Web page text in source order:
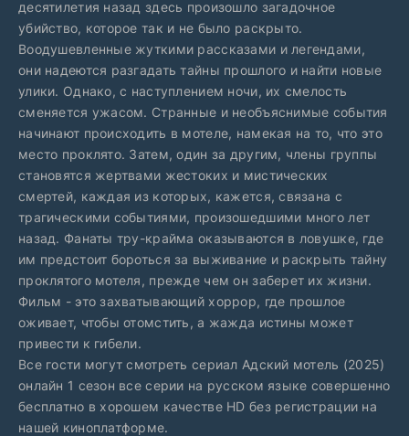
десятилетия назад здесь произошло загадочное
убийство, которое так и не было раскрыто.
Воодушевленные жуткими рассказами и легендами,
они надеются разгадать тайны прошлого и найти новые
улики. Однако, с наступлением ночи, их смелость
сменяется ужасом. Странные и необъяснимые события
начинают происходить в мотеле, намекая на то, что это
место проклято. Затем, один за другим, члены группы
становятся жертвами жестоких и мистических
смертей, каждая из которых, кажется, связана с
трагическими событиями, произошедшими много лет
назад. Фанаты тру-крайма оказываются в ловушке, где
им предстоит бороться за выживание и раскрыть тайну
проклятого мотеля, прежде чем он заберет их жизни.
Фильм - это захватывающий хоррор, где прошлое
оживает, чтобы отомстить, а жажда истины может
привести к гибели.
Все гости могут смотреть сериал Адский мотель (2025)
онлайн 1 сезон все серии на русском языке совершенно
бесплатно в хорошем качестве HD без регистрации на
нашей киноплатформе.